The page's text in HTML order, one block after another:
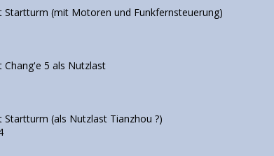
Startturm (mit Motoren und Funkfernsteuerung)
Chang'e 5 als Nutzlast
Startturm (als Nutzlast Tianzhou ?)